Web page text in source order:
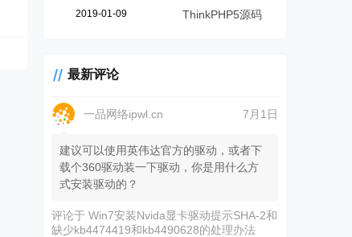
2019-01-09 ThinkPHP5源码
最新评论
一品网络ipwl.cn 7月1日
建议可以使用英伟达官方的驱动，或者下
载个360驱动装一下驱动，你是用什么方
式安装驱动的？
评论于Win7安装Nvida显卡驱动提示SHA-2和
缺少kb4474419和kb4490628的处理办法